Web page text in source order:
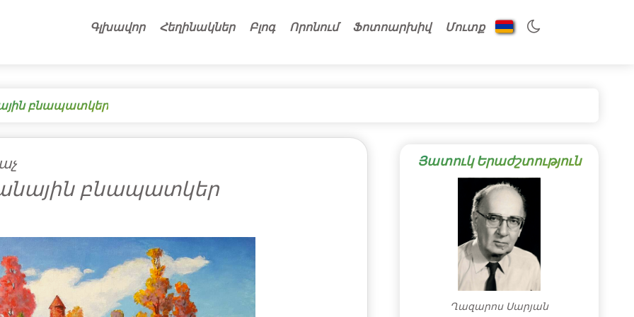
Գլխավոր Հեղինակներ Բլոգ Որոնում Ֆոտոարխիվ Մուտք
բնապատկեր
բնապատկեր
Յատուկ Երաժշտություն
Ղազարոս Սարյան